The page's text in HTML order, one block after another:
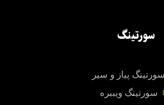
سورتینگ
سورتینگ پیاز و سیر
سورتینگ ویببره